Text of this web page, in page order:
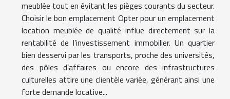
meublée tout en évitant les pièges courants du secteur.
Choisir le bon emplacement Opter pour un emplacement
location meublée de qualité influe directement sur la
rentabilité de l’investissement immobilier. Un quartier
bien desservi par les transports, proche des universités,
des pôles d’affaires ou encore des infrastructures
culturelles attire une clientèle variée, générant ainsi une
forte demande locative...